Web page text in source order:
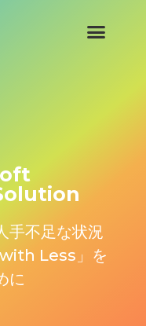
手不足な状況
Less」を
に